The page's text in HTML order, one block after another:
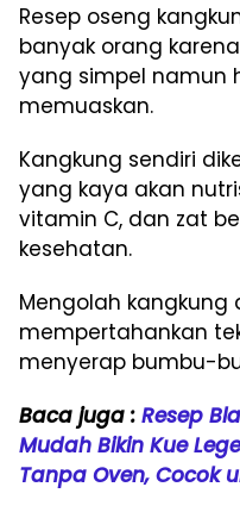
Resep oseng
banyak orang
yang simpel namun
memuaskan.
Kangkung sendiri
yang kaya akan
vitamin C, dan zat
kesehatan.
Mengolah
mempertahankan
menyerap bumbu-
Baca juga : Resep
Mudah Bikin Kue
Tanpa Oven, Cocok